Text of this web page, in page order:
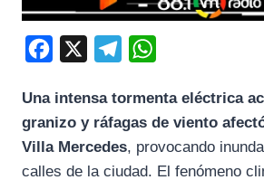
c
e
b
l
e
g
a
t
s
Una intensa tormenta eléctrica
granizo y ráfagas de viento
Villa Mercedes, provocando
calles de la ciudad. El fenómeno